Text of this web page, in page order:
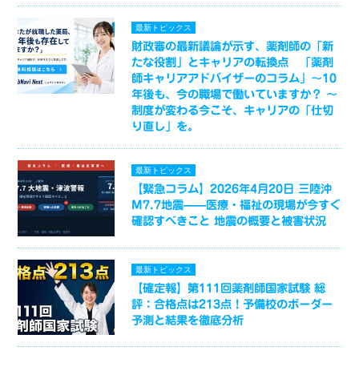
最新トピックス
財政審の最新議論が示す、薬剤師の「新
たな役割」とキャリアの転換点 「薬剤
師キャリアアドバイザーのコラム」～10
年後も、今の職場で働いていますか？ ～
制度が変わる今こそ、キャリアの「仕切
り直し」を。
最新トピックス
【緊急コラム】2026年4月20日 三陸沖
M7.7地震——医療・福祉の現場が今すぐ
確認すべきこと 地震の概要と被害状況
最新トピックス
【確定報】第111回薬剤師国家試験 総
評：合格点は213点！予備校のボーダー
予測と結果を徹底分析